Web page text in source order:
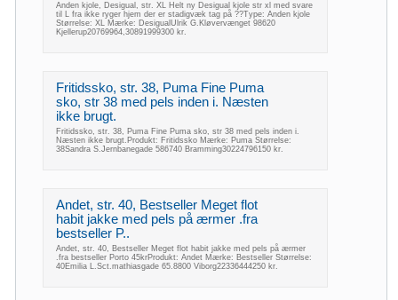
Anden kjole, Desigual, str. XL Helt ny Desigual kjole str xl med svare
til L fra ikke ryger hjem der er stadigvæk tag på ??Type: Anden kjole
Størrelse: XL Mærke: DesigualUlrik G.Kløvervænget 98620
Kjellerup20769964,30891999300 kr.
Fritidssko, str. 38, Puma Fine Puma
sko, str 38 med pels inden i. Næsten
ikke brugt.
Fritidssko, str. 38, Puma Fine Puma sko, str 38 med pels inden i.
Næsten ikke brugt.Produkt: Fritidssko Mærke: Puma Størrelse:
38Sandra S.Jernbanegade 586740 Bramming30224796150 kr.
Andet, str. 40, Bestseller Meget flot
habit jakke med pels på ærmer .fra
bestseller P..
Andet, str. 40, Bestseller Meget flot habit jakke med pels på ærmer
.fra bestseller Porto 45krProdukt: Andet Mærke: Bestseller Størrelse:
40Emilia L.Sct.mathiasgade 65.8800 Viborg22336444250 kr.